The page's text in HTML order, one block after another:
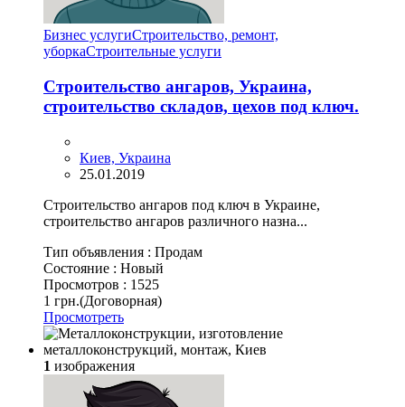
Бизнес услугиСтроительство, ремонт,
уборкаCтроительные услуги
Строительство ангаров, Украина,
строительство складов, цехов под ключ.
Киев, Украина
25.01.2019
Строительство ангаров под ключ в Украине,
строительство ангаров различного назна...
Тип объявления : Продам
Состояние : Новый
Просмотров : 1525
1 грн.(Договорная)
Просмотреть
1 изображения